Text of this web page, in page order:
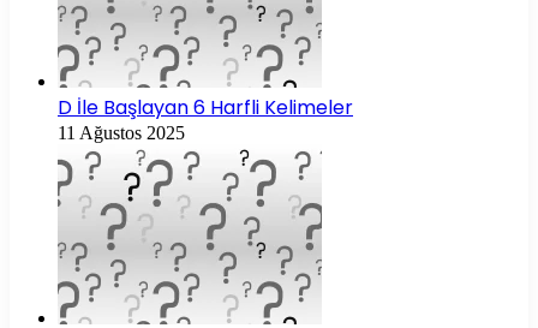
D İle Başlayan 6 Harfli Kelimeler
11 Ağustos 2025